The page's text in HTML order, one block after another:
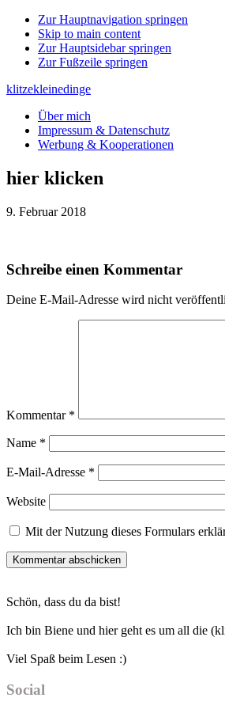
Zur Hauptnavigation springen
Skip to main content
Zur Hauptsidebar springen
Zur Fußzeile springen
klitzekleinedinge
Über mich
Impressum & Datenschutz
Werbung & Kooperationen
hier klicken
9. Februar 2018
Leser-
Schreibe einen Kommentar
Deine E-Mail-Adresse wird nicht
Kommentar *
Name *
E-Mail-Adresse *
Website
Mit der Nutzung dieses Formulars
Sidebar
Schön, dass du da bist!
Ich bin Biene und hier geht es um all die
Viel Spaß beim Lesen :)
Social